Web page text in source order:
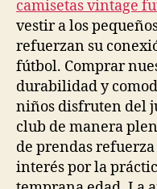
camisetas vintage
vestir a los
refuerzan su
fútbol. Comprar
durabilidad y
niños disfruten del
club de manera
de prendas
interés por la